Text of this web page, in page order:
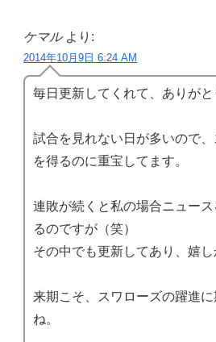
ケマル より:
2014年10月9日 6:24 AM
毎日更新してくれて、ありがと
試合を見れない日が多いので
を得るのに重宝してます。
連敗が続くと私の場合ニュー
るのですが（笑）
その中でも更新してあり、嬉し
来期こそ、スワローズの躍進
ね。